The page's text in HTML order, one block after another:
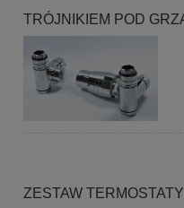
TRÓJNIKIEM POD
ZESTAW